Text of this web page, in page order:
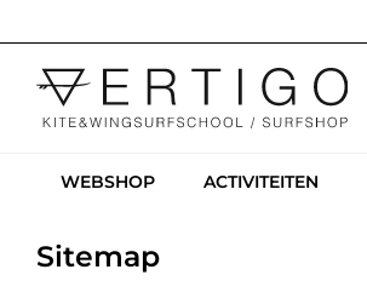
WEBSHOP ACTIVITEITEN
Sitemap